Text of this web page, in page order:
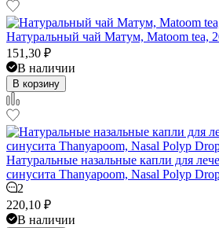
Натуральный чай Матум, Matoom tea,
151,30 ₽
В наличии
В корзину
Натуральные назальные капли для
синусита Thanyapoom, Nasal Polyp
2
220,10 ₽
В наличии